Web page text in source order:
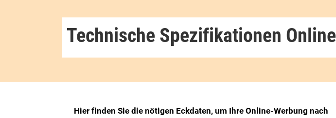
Technische Spezifikationen Online
Hier finden Sie die nötigen Eckdaten, um Ihre Online-Werbung nach